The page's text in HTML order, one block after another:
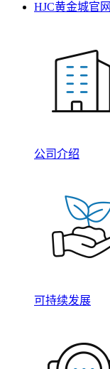
HJC黄金城官网
公司介绍
可持续发展